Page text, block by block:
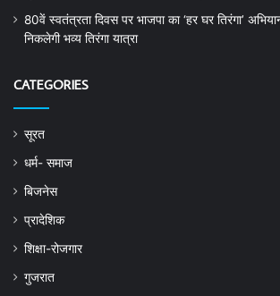
80वें स्वतंत्रता दिवस पर भाजपा का ‘हर घर तिरंगा’
निकलेगी भव्य तिरंगा यात्रा
CATEGORIES
सूरत
धर्म- समाज
बिजनेस
प्रादेशिक
शिक्षा-रोजगार
गुजरात